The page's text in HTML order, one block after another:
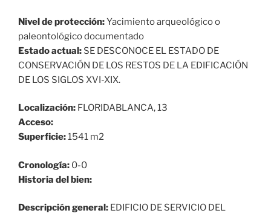
Nivel de protección:Yacimiento arqueológico o
paleontológico documentado
Estado actual: SE DESCONOCE EL ESTADO DE
CONSERVACIÓN DE LOS RESTOS DE LA EDIFICACIÓN
DE LOS SIGLOS XVI-XIX.
Localización: FLORIDABLANCA, 13
Acceso:
Superficie:1541 m2
Cronología: 0-0
Historia del bien:
Descripción general: EDIFICIO DE SERVICIO DEL